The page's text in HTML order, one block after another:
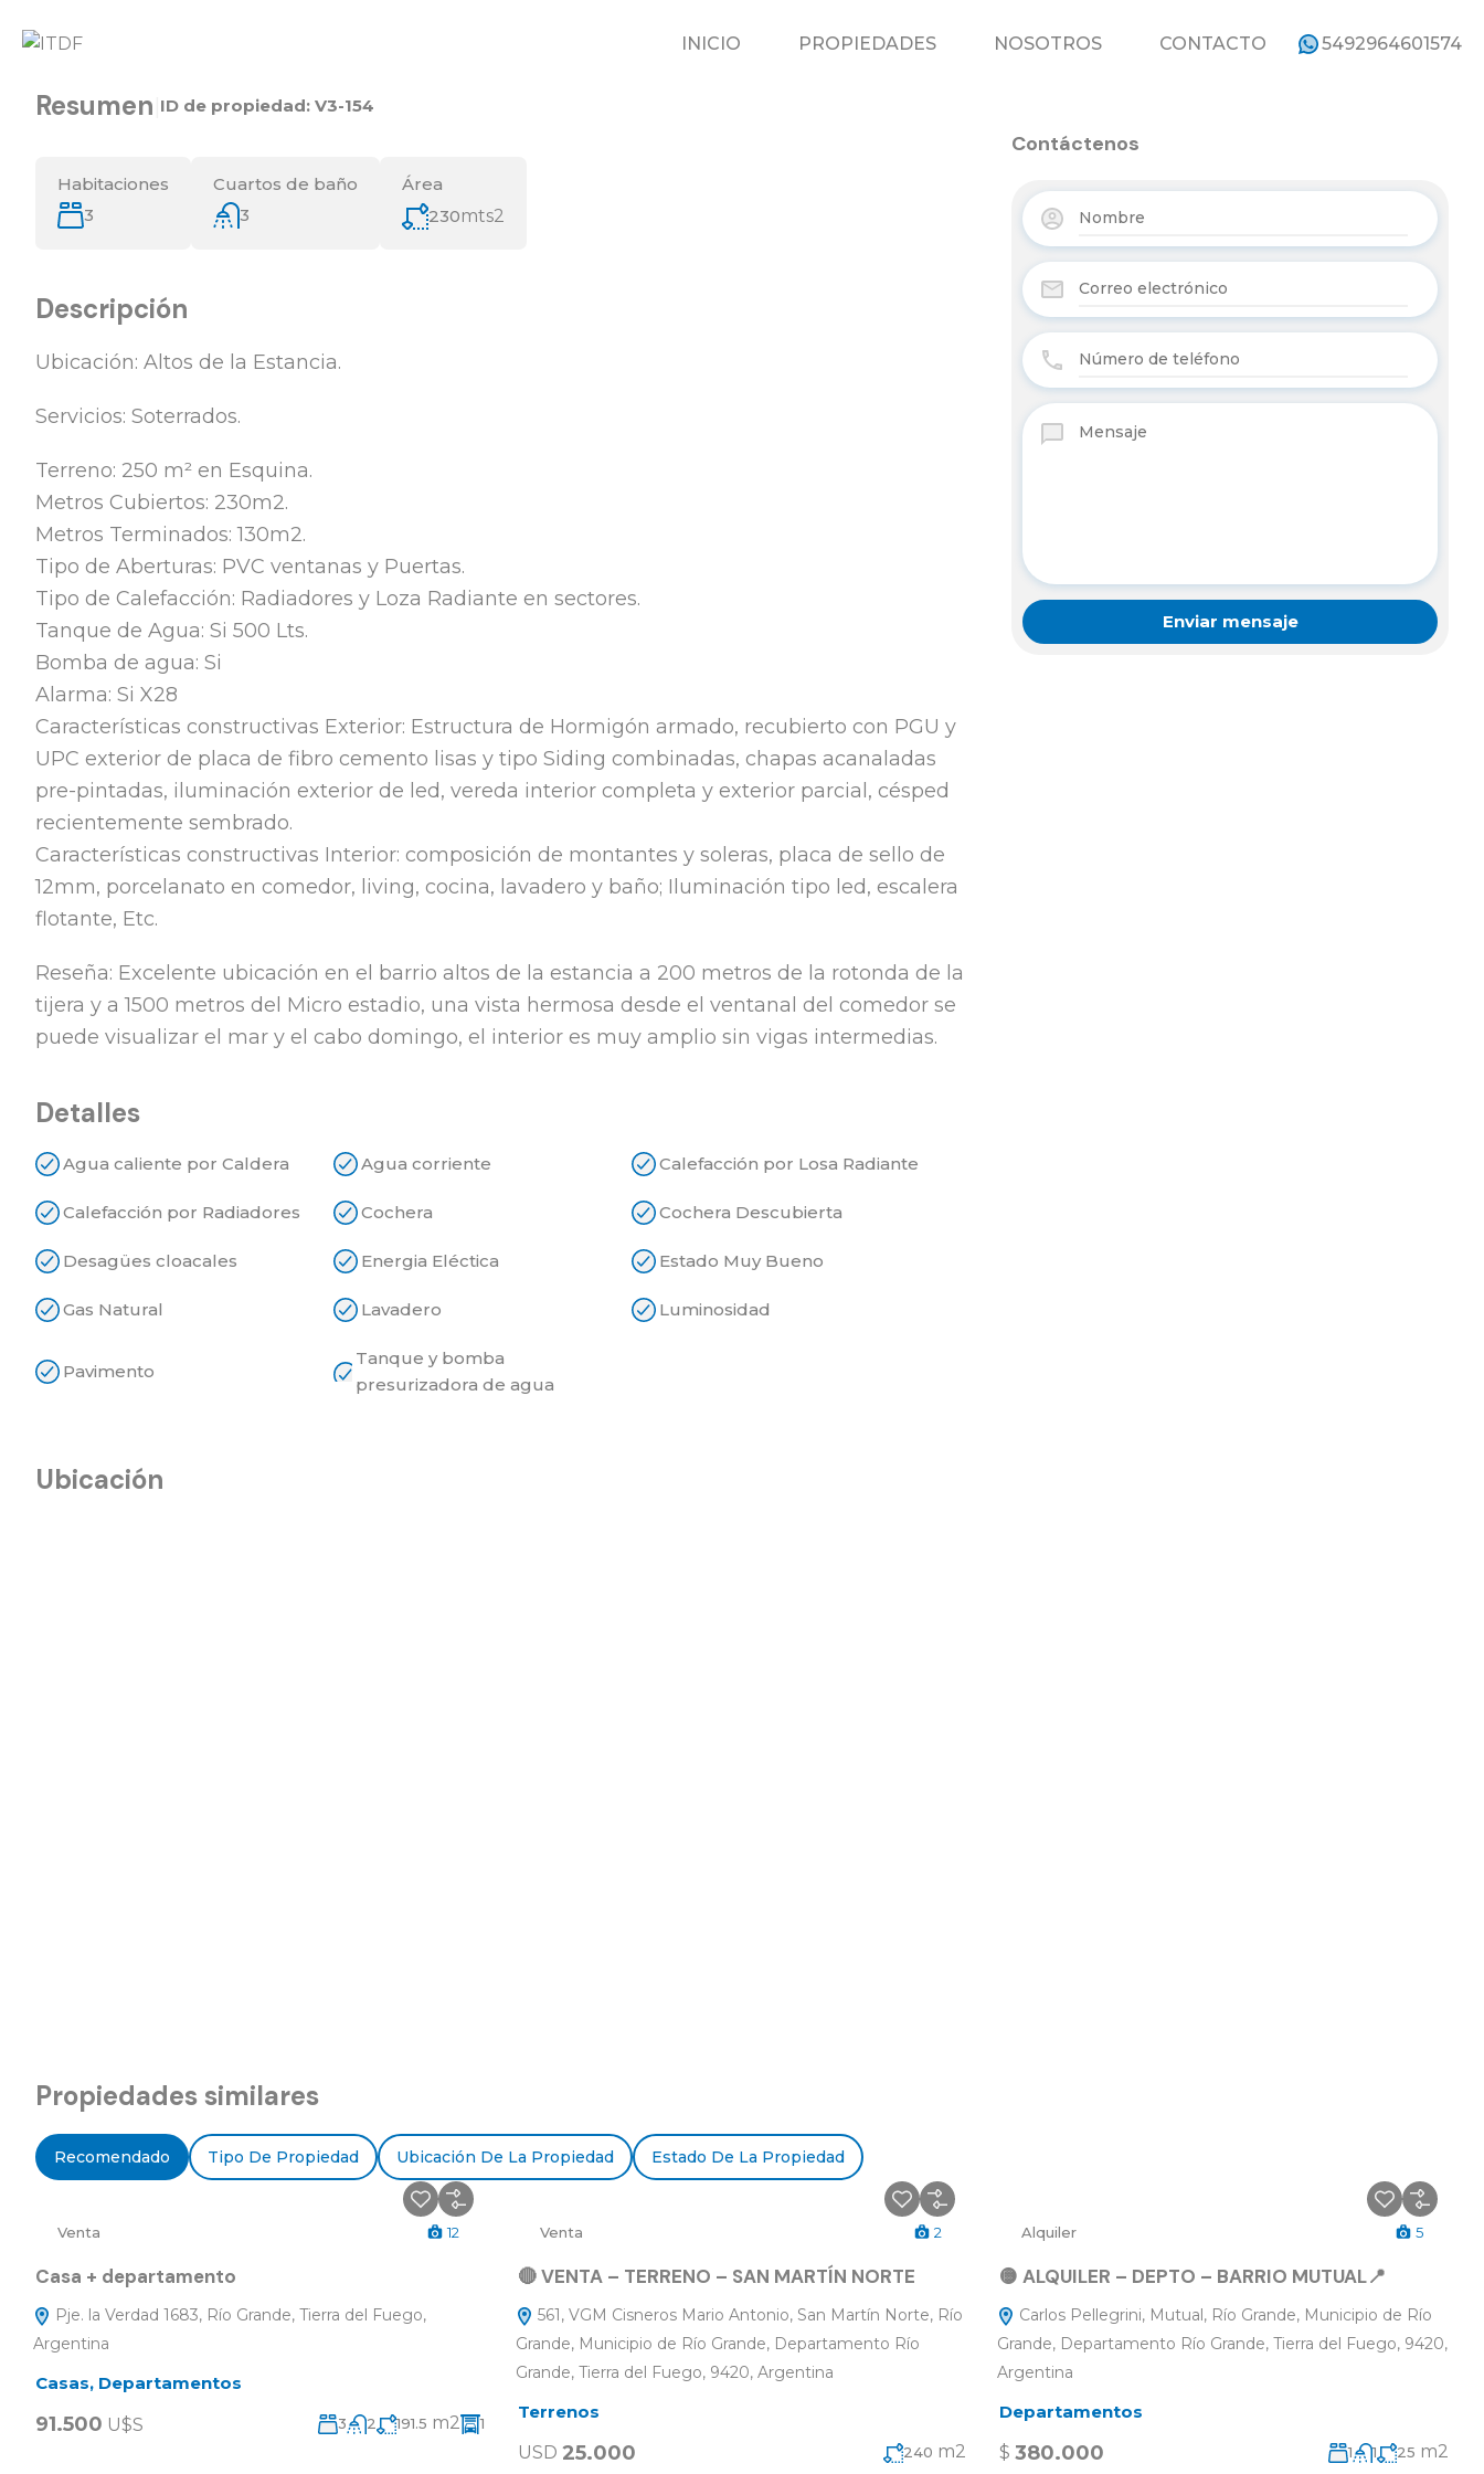
INICIO PROPIEDADES NOSOTROS CONTACTO
INICIO PROPIEDADES NOSOTROS CONTACTO 5492964601574
Resumen ID de propiedad: V3-154
Habitaciones
3
Cuartos de baño
3
Área
230mts2
Descripción
Ubicación: Altos de la Estancia.
Servicios: Soterrados.
Terreno: 250 m² en Esquina.
Metros Cubiertos: 230m2.
Metros Terminados: 130m2.
Tipo de Aberturas: PVC ventanas y Puertas.
Tipo de Calefacción: Radiadores y Loza Radiante en sectores.
Tanque de Agua: Si 500 Lts.
Bomba de agua: Si
Alarma: Si X28
Características constructivas Exterior: Estructura de Hormigón armado, recubierto con PGU y
UPC exterior de placa de fibro cemento lisas y tipo Siding combinadas, chapas acanaladas
pre-pintadas, iluminación exterior de led, vereda interior completa y exterior parcial, césped
recientemente sembrado.
Características constructivas Interior: composición de montantes y soleras, placa de sello de
12mm, porcelanato en comedor, living, cocina, lavadero y baño; Iluminación tipo led, escalera
flotante, Etc.
Reseña: Excelente ubicación en el barrio altos de la estancia a 200 metros de la rotonda de la
tijera y a 1500 metros del Micro estadio, una vista hermosa desde el ventanal del comedor se
puede visualizar el mar y el cabo domingo, el interior es muy amplio sin vigas intermedias.
Detalles
Agua caliente por Caldera Agua corriente Calefacción por Losa Radiante
Calefacción por Radiadores Cochera Cochera Descubierta
Desagües cloacales Energia Eléctica Estado Muy Bueno
Gas Natural Lavadero Luminosidad
Pavimento
Tanque y bomba
presurizadora de agua
Ubicación
Contáctenos
Propiedades similares
Recomendado Tipo De Propiedad Ubicación De La Propiedad Estado De La Propiedad
Venta 12
Casa + departamento
Pje. la Verdad 1683, Río Grande, Tierra del Fuego,
Argentina
Casas, Departamentos
91.500 U$S 3 2 191.5 m2 1
Venta 2
🔴 VENTA – TERRENO – SAN MARTÍN NORTE
561, VGM Cisneros Mario Antonio, San Martín Norte, Río
Grande, Municipio de Río Grande, Departamento Río
Grande, Tierra del Fuego, 9420, Argentina
Terrenos
USD 25.000 240 m2
Alquiler 5
🟡 ALQUILER – DEPTO – BARRIO MUTUAL📍
Carlos Pellegrini, Mutual, Río Grande, Municipio de Río
Grande, Departamento Río Grande, Tierra del Fuego, 9420,
Argentina
Departamentos
$ 380.000 1 1 25 m2